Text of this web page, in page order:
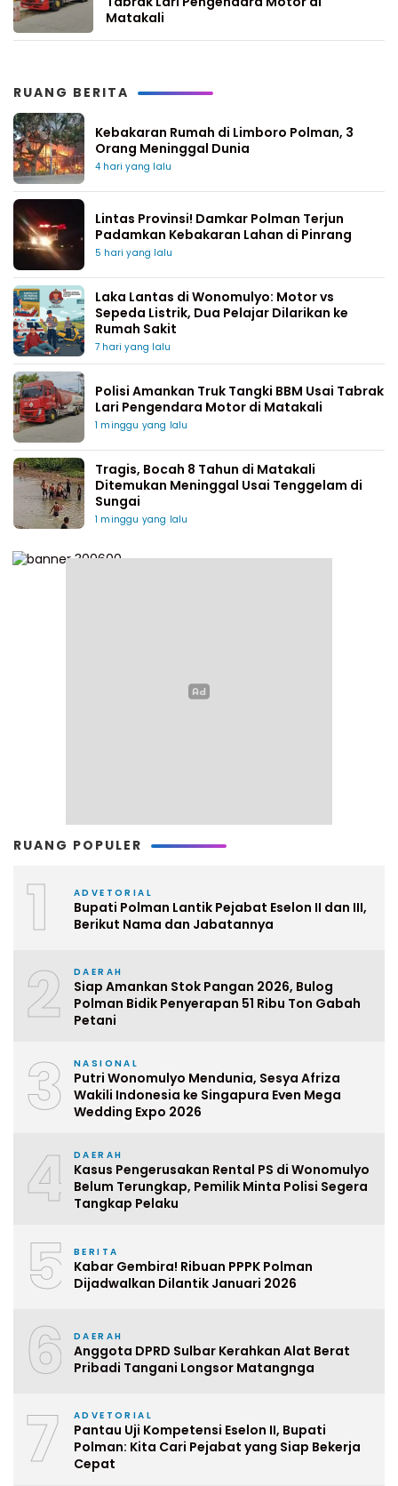
Matakali
RUANG BERITA
Kebakaran Rumah di Limboro Polman, 3
Orang Meninggal Dunia
4 hari yang lalu
Lintas Provinsi! Damkar Polman Terjun
Padamkan Kebakaran Lahan di Pinrang
5 hari yang lalu
Laka Lantas di Wonomulyo: Motor vs
Sepeda Listrik, Dua Pelajar Dilarikan ke
Rumah Sakit
7 hari yang lalu
Polisi Amankan Truk Tangki BBM Usai Tabrak
Lari Pengendara Motor di Matakali
1 minggu yang lalu
Tragis, Bocah 8 Tahun di Matakali
Ditemukan Meninggal Usai Tenggelam di
Sungai
1 minggu yang lalu
RUANG POPULER
1 ADVETORIAL
Bupati Polman Lantik Pejabat Eselon II dan III,
Berikut Nama dan Jabatannya
2 DAERAH
Siap Amankan Stok Pangan 2026, Bulog
Polman Bidik Penyerapan 51 Ribu Ton Gabah
Petani
3 NASIONAL
Putri Wonomulyo Mendunia, Sesya Afriza
Wakili Indonesia ke Singapura Even Mega
Wedding Expo 2026
4 DAERAH
Kasus Pengerusakan Rental PS di Wonomulyo
Belum Terungkap, Pemilik Minta Polisi Segera
Tangkap Pelaku
5 BERITA
Kabar Gembira! Ribuan PPPK Polman
Dijadwalkan Dilantik Januari 2026
6 DAERAH
Anggota DPRD Sulbar Kerahkan Alat Berat
Pribadi Tangani Longsor Matangnga
7 ADVETORIAL
Pantau Uji Kompetensi Eselon II, Bupati
Polman: Kita Cari Pejabat yang Siap Bekerja
Cepat